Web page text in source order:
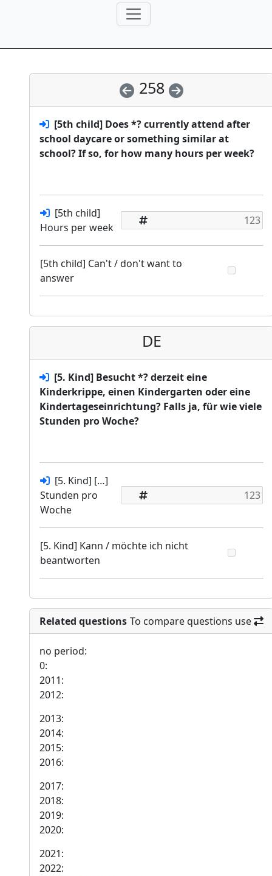
258
[5th child] Does *? currently attend after
school daycare or something similar at
school? If so, for how many hours per week?
[5th child]
Hours per week
[5th child] Can't / don't want to
answer
DE
[5. Kind] Besucht *? derzeit eine
Kinderkrippe, einen Kindergarten oder eine
Kindertageseinrichtung? Falls ja, für wie viele
Stunden pro Woche?
[5. Kind] […]
Stunden pro
Woche
[5. Kind] Kann / möchte ich nicht
beantworten
Related questions To compare questions use
no period:
0:
2011:
2012:
2013:
2014:
2015:
2016:
2017:
2018:
2019:
2020:
2021:
2022: